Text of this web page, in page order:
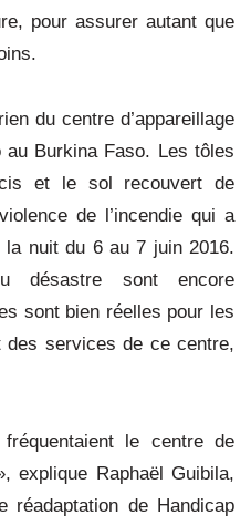
pour assurer autant que
du centre d’appareillage
au Burkina Faso. Les tôles
et le sol recouvert de
de l’incendie qui a
nuit du 6 au 7 juin 2016.
désastre sont encore
sont bien réelles pour les
des services de ce centre,
le centre de
explique Raphaël Guibila,
réadaptation de Handicap